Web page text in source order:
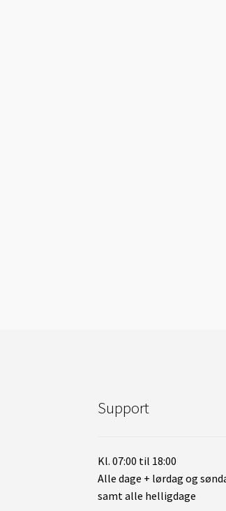
Support
Kl. 07:00 til 18:00
Alle dage + lørdag og
samt alle helligdage